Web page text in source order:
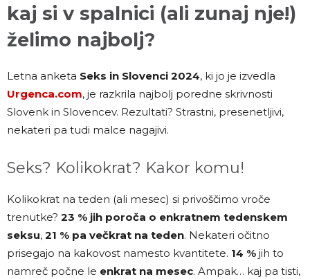
kaj si v spalnici (ali zunaj nje!)
želimo najbolj?
Letna anketa Seks in Slovenci 2024, ki jo je izvedla
Urgenca.com, je razkrila najbolj poredne skrivnosti
Slovenk in Slovencev. Rezultati? Strastni, presenetljivi,
nekateri pa tudi malce nagajivi.
Seks? Kolikokrat? Kakor komu!
Kolikokrat na teden (ali mesec) si privoščimo vroče
trenutke? 23 % jih poroča o enkratnem tedenskem
seksu, 21 % pa večkrat na teden. Nekateri očitno
prisegajo na kakovost namesto kvantitete. 14 % jih to
namreč počne le enkrat na mesec. Ampak… kaj pa tisti,